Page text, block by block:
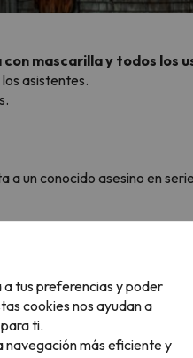
mascarilla y todos los
asistentes.
un conocido asesino en
tus preferencias y poder
cookies nos ayudan a
ti.
navegación más eficiente y